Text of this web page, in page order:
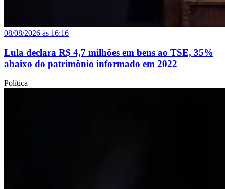
08/08/2026 às 16:16
Lula declara R$ 4,7 milhões em bens ao TSE, 35%
abaixo do patrimônio informado em 2022
Política